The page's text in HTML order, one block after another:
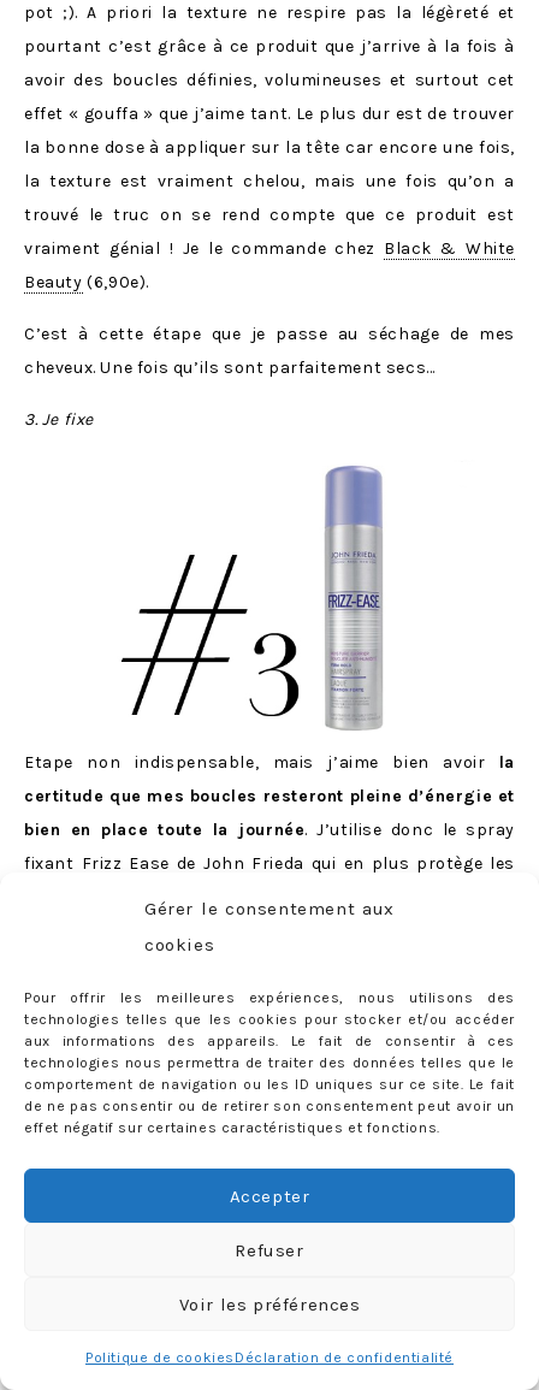
Gérer le consentement aux
cookies
Pour offrir les meilleures expériences, nous utilisons des
technologies telles que les cookies pour stocker et/ou accéder
aux informations des appareils. Le fait de consentir à ces
technologies nous permettra de traiter des données telles que le
comportement de navigation ou les ID uniques sur ce site. Le fait
de ne pas consentir ou de retirer son consentement peut avoir un
effet négatif sur certaines caractéristiques et fonctions.
Accepter
Refuser
Voir les préférences
Politique de cookies Déclaration de confidentialité
pot ;). A priori la texture ne respire pas la légèreté et
pourtant c’est grâce à ce produit que j’arrive à la fois à
avoir des boucles définies, volumineuses et surtout cet
effet « gouffa » que j’aime tant. Le plus dur est de trouver
la bonne dose à appliquer sur la tête car encore une fois,
la texture est vraiment chelou, mais une fois qu’on a
trouvé le truc on se rend compte que ce produit est
vraiment génial ! Je le commande chez Black & White
Beauty (6,90e).
C’est à cette étape que je passe au séchage de mes
cheveux. Une fois qu’ils sont parfaitement secs…
3. Je fixe
Etape non indispensable, mais j’aime bien avoir la
certitude que mes boucles resteront pleine d’énergie et
bien en place toute la journée. J’utilise donc le spray
fixant Frizz Ease de John Frieda qui en plus protège les
cheveux de l’humidité.
J’essaye de me faire
un masque au moins une fois par
(après mon co-wash). Et pour cela, je n’ai rien
classique. Extrêmement riche, ultra super méga
démélant,il transforme radicalement mes cheveux à